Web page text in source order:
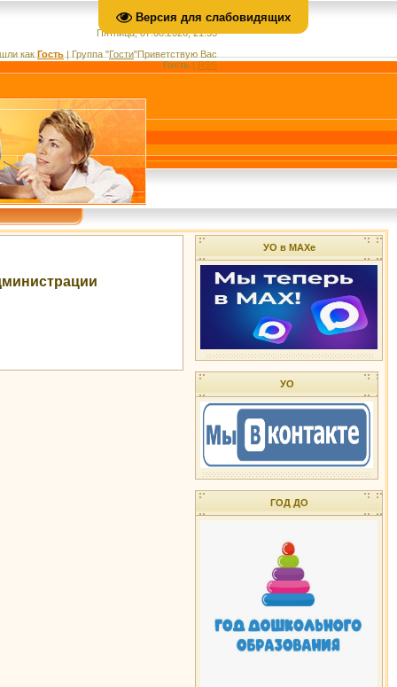
Версия для слабовидящих
Пятница, 07.08.2026, 21:55
как Гость | Группа "Гости"Приветствую Вас
Гость|RSS
УО в МАХе
УО
ГОД ДО